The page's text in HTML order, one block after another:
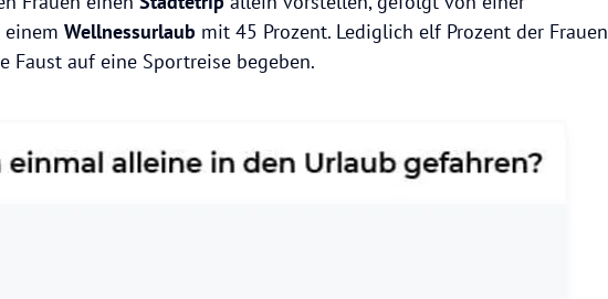
Wellnessurlaub mit 45 Prozent. Lediglich elf Prozent der Frauen
Faust auf eine Sportreise begeben.